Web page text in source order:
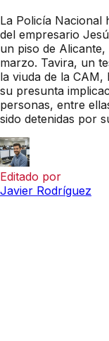
La Policía Nacional
del empresario
un piso de
marzo. Tavira, un
la viuda de la
su presunta
personas, entre
sido detenidas por
Editado por
Javier Rodríguez